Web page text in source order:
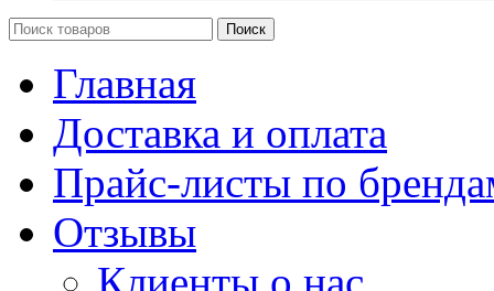
Поиск
Главная
Доставка и оплата
Прайс-листы по
Отзывы
Клиенты о нас